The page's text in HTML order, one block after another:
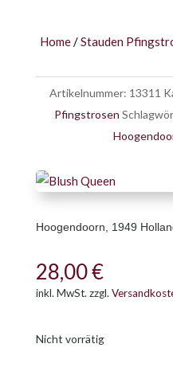
Home/Stauden
Artikelnummer: 13311
Pfingstrosen
Hoogendoorn , 1949
28,00€
inkl. MwSt. zzgl.
Nicht vorrätig